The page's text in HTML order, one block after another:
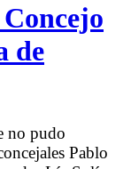
Concejo
de
no pudo
Pablo